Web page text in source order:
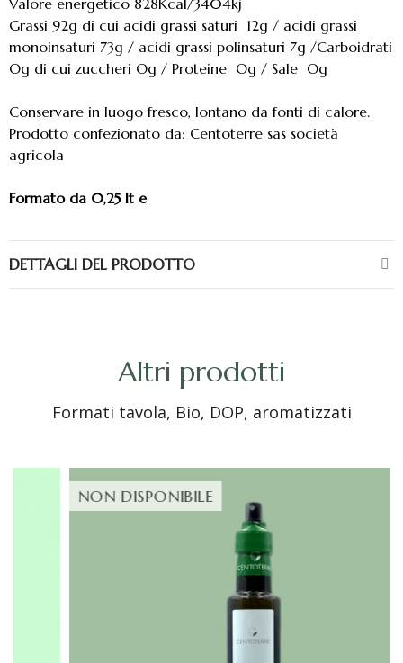
Valore energetico 828Kcal/3404kj
Grassi 92g di cui acidi grassi saturi 12g / acidi grassi
monoinsaturi 73g / acidi grassi polinsaturi 7g /Carboidrati
Og di cui zuccheri Og / Proteine Og / Sale Og
Conservare in luogo fresco, lontano da fonti di calore.
Prodotto confezionato da: Centoterre sas società
agricola
Formato da 0,25 lt e
DETTAGLI DEL PRODOTTO
Altri prodotti
Formati tavola, Bio, DOP, aromatizzati
NON DISPONIBILE